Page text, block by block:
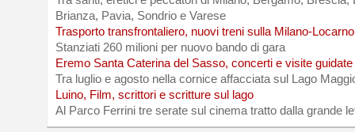
Brianza, Pavia, Sondrio e Varese
Trasporto transfrontaliero, nuovi treni sulla Milano-Locarno
Stanziati 260 milioni per nuovo bando di gara
Eremo Santa Caterina del Sasso, concerti e visite guidate
Tra luglio e agosto nella cornice affacciata sul Lago
Luino, Film, scrittori e scritture sul lago
Al Parco Ferrini tre serate sul cinema tratto dalla grande